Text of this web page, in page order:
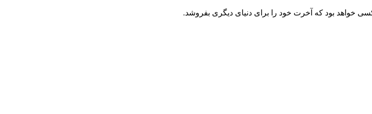
خواهد بود که آخرت خود را برای دنیای دیگری بفروشد.